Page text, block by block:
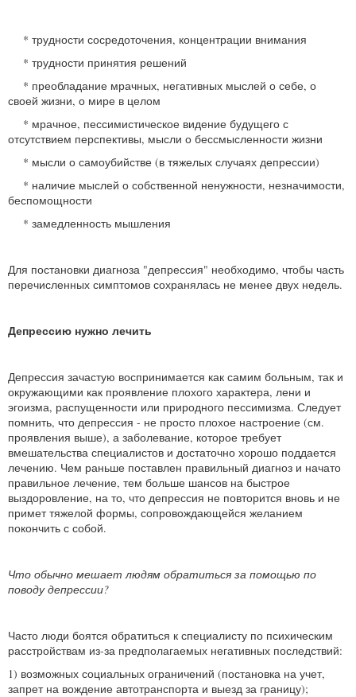
* трудности сосредоточения, концентрации внимания
* трудности принятия решений
* преобладание мрачных, негативных мыслей о себе, о
своей жизни, о мире в целом
* мрачное, пессимистическое видение будущего с
отсутствием перспективы, мысли о бессмысленности жизни
* мысли о самоубийстве (в тяжелых случаях депрессии)
* наличие мыслей о собственной ненужности, незначимости,
беспомощности
* замедленность мышления
Для постановки диагноза "депрессия" необходимо, чтобы часть
перечисленных симптомов сохранялась не менее двух недель.
Депрессию нужно лечить
Депрессия зачастую воспринимается как самим больным, так и
окружающими как проявление плохого характера, лени и
эгоизма, распущенности или природного пессимизма. Следует
помнить, что депрессия - не просто плохое настроение (см.
проявления выше), а заболевание, которое требует
вмешательства специалистов и достаточно хорошо поддается
лечению. Чем раньше поставлен правильный диагноз и начато
правильное лечение, тем больше шансов на быстрое
выздоровление, на то, что депрессия не повторится вновь и не
примет тяжелой формы, сопровождающейся желанием
покончить с собой.
Что обычно мешает людям обратиться за помощью по
поводу депрессии?
Часто люди боятся обратиться к специалисту по психическим
расстройствам из-за предполагаемых негативных последствий:
1) возможных социальных ограничений (постановка на учет,
запрет на вождение автотранспорта и выезд за границу);